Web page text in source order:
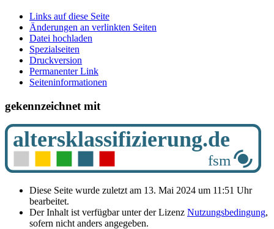
Links auf diese Seite
Änderungen an verlinkten Seiten
Datei hochladen
Spezialseiten
Druckversion
Permanenter Link
Seiten­­informationen
gekennzeichnet mit
Diese Seite wurde zuletzt am 13. Mai 2024 um 11:51 Uhr
bearbeitet.
Der Inhalt ist verfügbar unter der Lizenz Nutzungsbedingung,
sofern nicht anders angegeben.